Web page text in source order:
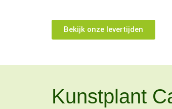
Bekijk onze levertijden
Kunstplant